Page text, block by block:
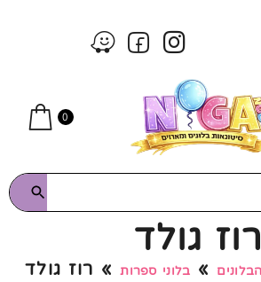
0
רוז גולד
» בלוני ספרות» רוז גולד